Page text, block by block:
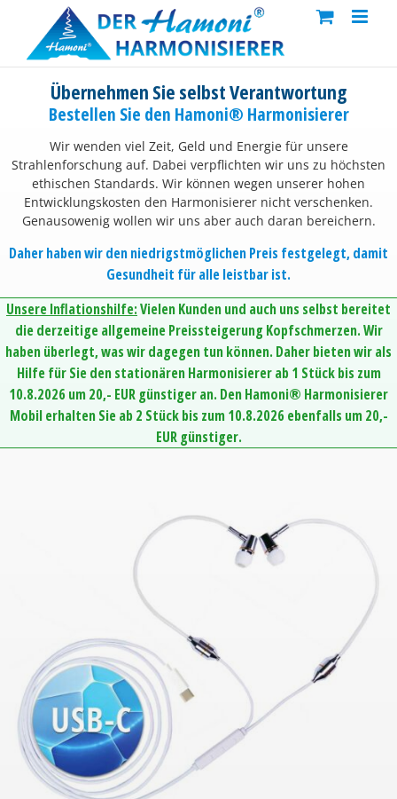
content
Übernehmen Sie selbst Verantwortung
Bestellen Sie den Hamoni® Harmonisierer
Wir wenden viel Zeit, Geld und Energie für unsere
Strahlenforschung auf. Dabei verpflichten wir uns zu höchsten
ethischen Standards. Wir können wegen unserer hohen
Entwicklungskosten den Harmonisierer nicht verschenken.
Genausowenig wollen wir uns aber auch daran bereichern.
Daher haben wir den niedrigstmöglichen Preis festgelegt, damit
Gesundheit für alle leistbar ist.
Unsere Inflationshilfe:Vielen Kunden und auch uns selbst bereitet
die derzeitige allgemeine Preissteigerung Kopfschmerzen. Wir
haben überlegt, was wir dagegen tun können. Daher bieten wir als
Hilfe für Sie den stationären Harmonisierer ab 1 Stück bis zum
10.8.2026 um 20,- EUR günstiger an. Den Hamoni® Harmonisierer
Mobil erhalten Sie ab 2 Stück bis zum 10.8.2026 ebenfalls um 20,-
EUR günstiger.